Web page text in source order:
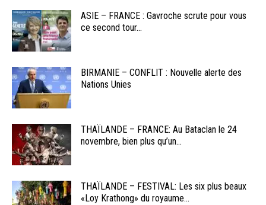
ASIE – FRANCE : Gavroche scrute pour vous
ce second tour...
BIRMANIE – CONFLIT : Nouvelle alerte des
Nations Unies
THAÏLANDE – FRANCE: Au Bataclan le 24
novembre, bien plus qu’un...
THAÏLANDE – FESTIVAL: Les six plus beaux
«Loy Krathong» du royaume...